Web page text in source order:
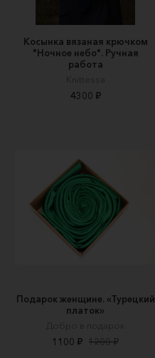
Косынка вязаная крючком
"Ночное небо". Ручная
работа
Knittessa
4300 ₽
Подарок женщине. «Турецкий
платок»
Добро в подарок
1100 ₽ 1200 ₽